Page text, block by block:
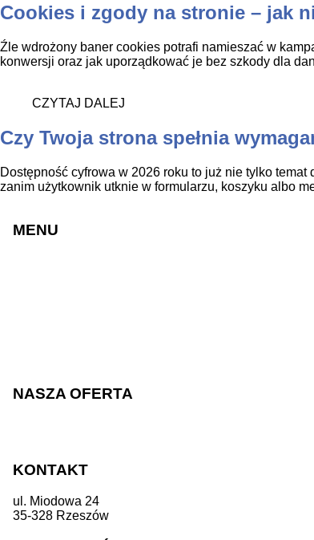
Cookies i zgody na stronie – jak
Źle wdrożony baner cookies potrafi namieszać w
konwersji oraz jak uporządkować je bez szkody dla
CZYTAJ DALEJ
Czy Twoja strona spełnia
Dostępność cyfrowa w 2026 roku to już nie tylko
zanim użytkownik utknie w formularzu, koszyku albo
MENU
NASZA OFERTA
KONTAKT
ul. Miodowa 24
35-328 Rzeszów